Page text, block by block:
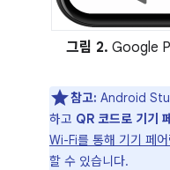
그림 2. Google
참고: Android
하고 QR 코드로 기기
Wi-Fi를 통해 기기 페
할 수 있습니다.